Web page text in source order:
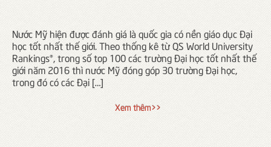
Nước Mỹ hiện được đánh giá là quốc gia có nền giáo dục Đại
học tốt nhất thế giới. Theo thống kê từ QS World University
Rankings®, trong số top 100 các trường Đại học tốt nhất thế
giới năm 2016 thì nước Mỹ đóng góp 30 trường Đại học,
trong đó có các Đại […]
Xem thêm>>